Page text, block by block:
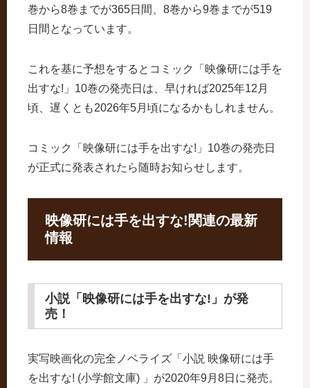
巻から8巻までが365日間、8巻から9巻までが519
日間となっています。
これを基に予想をするとコミック「映像研には手を
出すな!」10巻の発売日は、早ければ2025年12月
頃、遅くとも2026年5月頃になるかもしれません。
コミック「映像研には手を出すな!」10巻の発売日
が正式に発表されたら随時お知らせします。
映像研には手を出すな!関連の最新
情報
小説「映像研には手を出すな!」が発
売！
実写映画化の完全ノベライズ「小説 映像研には手
を出すな! (小学館文庫) 」が2020年9月8日に発売。